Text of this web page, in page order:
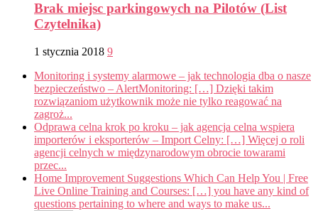
Brak miejsc parkingowych na Pilotów (List
Czytelnika)
1 stycznia 2018 9
Monitoring i systemy alarmowe – jak technologia dba o nasze
bezpieczeństwo – AlertMonitoring: […] Dzięki takim
rozwiązaniom użytkownik może nie tylko reagować na
zagroż...
Odprawa celna krok po kroku – jak agencja celna wspiera
importerów i eksporterów – Import Celny: […] Więcej o roli
agencji celnych w międzynarodowym obrocie towarami
przec...
Home Improvement Suggestions Which Can Help You | Free
Live Online Training and Courses: […] you have any kind of
questions pertaining to where and ways to make us...